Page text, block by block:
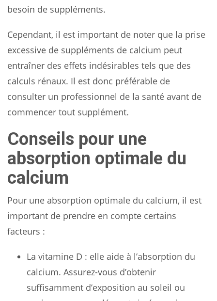
besoin de suppléments.
Cependant, il est important de noter que la prise
excessive de suppléments de calcium peut
entraîner des effets indésirables tels que des
calculs rénaux. Il est donc préférable de
consulter un professionnel de la santé avant de
commencer tout supplément.
Conseils pour une
absorption optimale du
calcium
Pour une absorption optimale du calcium, il est
important de prendre en compte certains
facteurs :
La vitamine D : elle aide à l’absorption du
calcium. Assurez-vous d’obtenir
suffisamment d’exposition au soleil ou